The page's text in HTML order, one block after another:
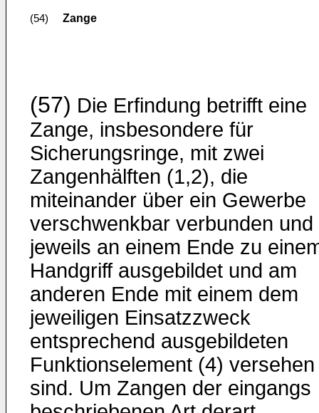
(54) Zange
(57) Die Erfindung betrifft eine
Zange, insbesondere für
Sicherungsringe, mit zwei
Zangenhälften (1,2), die
miteinander über ein Gewerbe
verschwenkbar verbunden und
jeweils an einem Ende zu
Handgriff ausgebildet und am
anderen Ende mit einem dem
jeweiligen Einsatzzweck
entsprechend ausgebildeten
Funktionselement (4) versehen
sind. Um Zangen der eingangs